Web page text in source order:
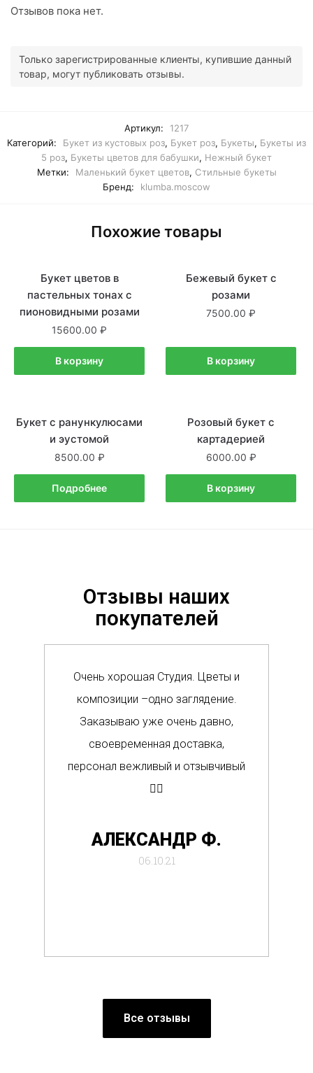
Отзывов пока нет.
Только зарегистрированные клиенты, купившие данный
товар, могут публиковать отзывы.
Артикул:
1217
Категорий:
Букет из кустовых роз, Букет роз, Букеты, Букеты из
5 роз, Букеты цветов для бабушки, Нежный букет
Метки:
Маленький букет цветов, Стильные букеты
Бренд:
klumba.moscow
Похожие товары
В наличии
Букет цветов в
пастельных тонах с
пионовидными розами
15600.00
В корзину
В наличии
Бежевый букет с
розами
7500.00
В корзину
Нет в наличии
Букет с ранункулюсами
и эустомой
8500.00
Подробнее
В наличии
Розовый букет с
картадерией
6000.00
В корзину
Отзывы наших
покупателей
Очень хорошая Студия. Цветы и
композиции –одно заглядение.
Заказываю уже очень давно,
своевременная доставка,
персонал вежливый и отзывчивый
👍🏼
АЛЕКСАНДР Ф.
06.10.21
Все отзывы